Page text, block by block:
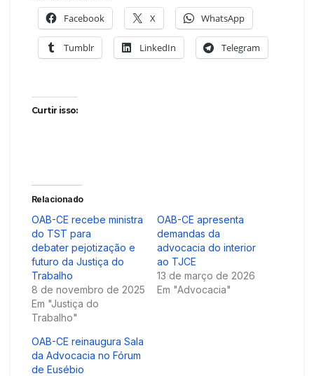
Facebook X WhatsApp
Tumblr LinkedIn Telegram
Curtir isso:
Relacionado
OAB-CE recebe ministra
do TST para
debater pejotização e
futuro da Justiça do
Trabalho
8 de novembro de 2025
Em "Justiça do
Trabalho"
OAB-CE apresenta
demandas da
advocacia do interior
ao TJCE
13 de março de 2026
Em "Advocacia"
OAB-CE reinaugura Sala
da Advocacia no Fórum
de Eusébio